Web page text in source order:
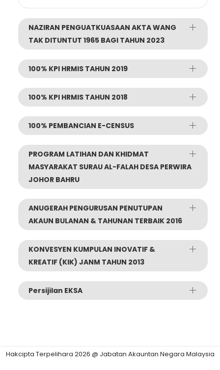
NAZIRAN PENGUATKUASAAN AKTA WANG
TAK DITUNTUT 1965 BAGI TAHUN 2023
100% KPI HRMIS TAHUN 2019
100% KPI HRMIS TAHUN 2018
100% PEMBANCIAN E-CENSUS
PROGRAM LATIHAN DAN KHIDMAT
MASYARAKAT SURAU AL-FALAH DESA PERWIRA
JOHOR BAHRU
ANUGERAH PENGURUSAN PENUTUPAN
AKAUN BULANAN & TAHUNAN TERBAIK 2016
KONVESYEN KUMPULAN INOVATIF &
KREATIF (KIK) JANM TAHUN 2013
Persijilan EKSA
Hakcipta Terpelihara 2026 @ Jabatan Akauntan Negara Malaysia